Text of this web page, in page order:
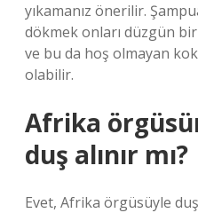
yıkamanız önerilir.
dökmek onları düzgün
ve bu da hoş olmayan
olabilir.
Afrika
duş alınır mı?
Evet, Afrika örgüsüyle duş